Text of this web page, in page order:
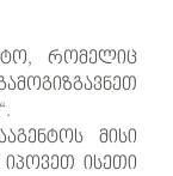
რომელიც
მისი
ისეთი